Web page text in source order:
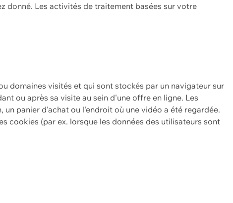
donné. Les activités de traitement basées sur votre
domaines visités et qui sont stockés par un navigateur sur
ou après sa visite au sein d'une offre en ligne. Les
panier d'achat ou l'endroit où une vidéo a été regardée.
cookies (par ex. lorsque les données des utilisateurs sont